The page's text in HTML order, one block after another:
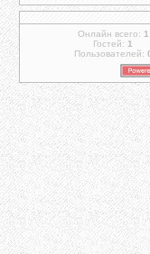
Онлайн всего: 1
Гостей: 1
Пользователей: